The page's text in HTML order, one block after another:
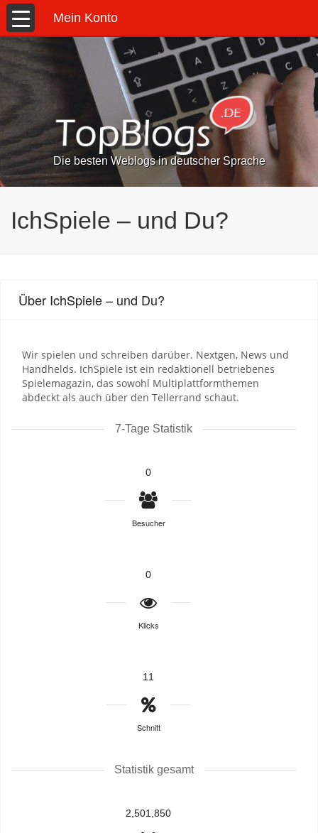
Mein Konto
Die besten Weblogs in deutscher Sprache
IchSpiele – und Du?
Über IchSpiele – und Du?
Wir spielen und schreiben darüber. Nextgen, News und
Handhelds. IchSpiele ist ein redaktionell betriebenes
Spielemagazin, das sowohl Multiplattformthemen
abdeckt als auch über den Tellerrand schaut.
7-Tage Statistik
0
Besucher
0
Klicks
11
Schnitt
Statistik gesamt
2,501,850